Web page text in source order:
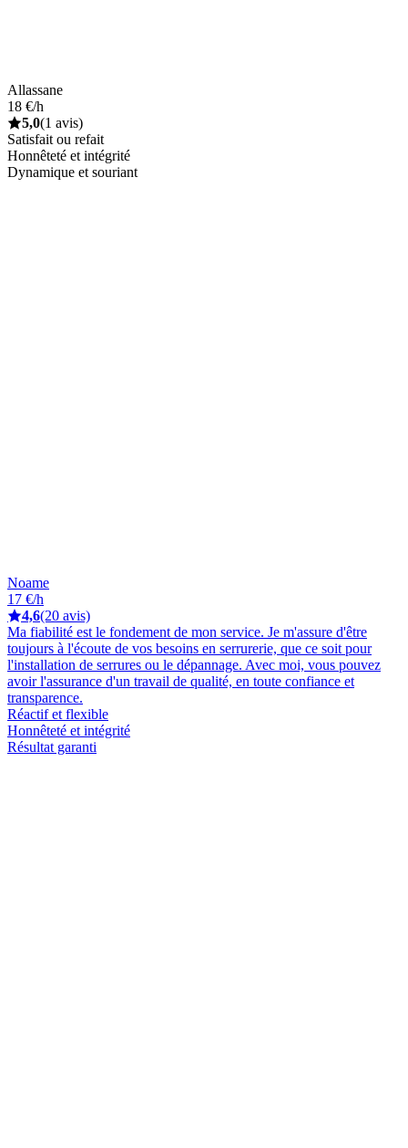
Allassane
18 €/h
5,0(1 avis)
Satisfait ou refait
Honnêteté et intégrité
Dynamique et souriant
Noame
17 €/h
4,6(20 avis)
Ma fiabilité est le fondement de mon service. Je m'assure d'être
toujours à l'écoute de vos besoins en serrurerie, que ce soit pour
l'installation de serrures ou le dépannage. Avec moi, vous pouvez
avoir l'assurance d'un travail de qualité, en toute confiance et
transparence.
Réactif et flexible
Honnêteté et intégrité
Résultat garanti